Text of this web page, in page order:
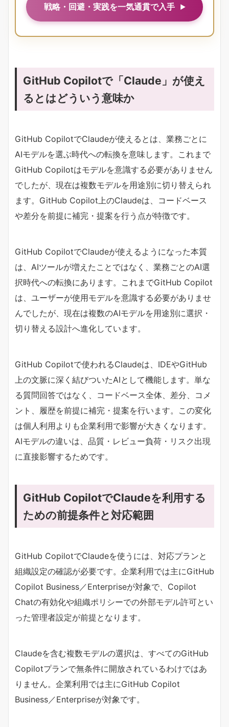
戦略・回避・実践を一気通貫で入手
GitHub Copilotで「Claude」が使え
るとはどういう意味か
GitHub CopilotでClaudeが使えるとは、業務ごとに
AIモデルを選ぶ時代への転換を意味します。これまで
GitHub Copilotはモデルを意識する必要がありません
でしたが、現在は複数モデルを用途別に切り替えられ
ます。GitHub Copilot上のClaudeは、コードベース
や差分を前提に補完・提案を行う点が特徴です。
GitHub CopilotでClaudeが使えるようになった本質
は、AIツールが増えたことではなく、業務ごとのAI選
択時代への転換にあります。これまでGitHub Copilot
は、ユーザーが使用モデルを意識する必要がありませ
んでしたが、現在は複数のAIモデルを用途別に選択・
切り替える設計へ進化しています。
GitHub Copilotで使われるClaudeは、IDEやGitHub
上の文脈に深く結びついたAIとして機能します。単な
る質問回答ではなく、コードベース全体、差分、コメ
ント、履歴を前提に補完・提案を行います。この変化
は個人利用よりも企業利用で影響が大きくなります。
AIモデルの違いは、品質・レビュー負荷・リスク出現
に直接影響するためです。
GitHub CopilotでClaudeを利用する
ための前提条件と対応範囲
GitHub CopilotでClaudeを使うには、対応プランと
組織設定の確認が必要です。企業利用では主にGitHub
Copilot Business／Enterpriseが対象で、Copilot
Chatの有効化や組織ポリシーでの外部モデル許可とい
った管理者設定が前提となります。
Claudeを含む複数モデルの選択は、すべてのGitHub
Copilotプランで無条件に開放されているわけではあ
りません。企業利用では主にGitHub Copilot
Business／Enterpriseが対象です。